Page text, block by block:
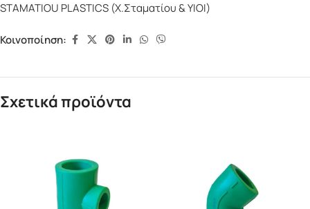
STAMATIOU PLASTICS (Χ.Σταματίου & ΥΙΟΙ)
Κοινοποίηση:
Σχετικά προϊόντα